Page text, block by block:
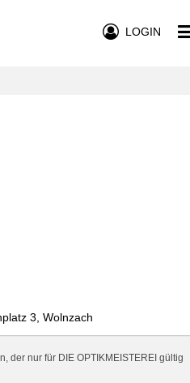
LOGIN
3, Wolnzach
der nur für DIE OPTIKMEISTEREI gültig